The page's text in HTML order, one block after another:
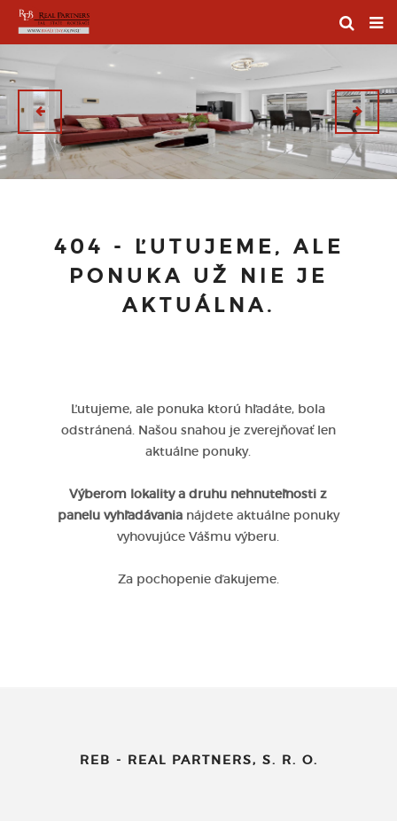
404 - ĽUTUJEME, ALE
PONUKA UŽ NIE JE
AKTUÁLNA.
Ľutujeme, ale ponuka ktorú hľadáte, bola
odstránená. Našou snahou je zverejňovať len
aktuálne ponuky.
Výberom lokality a druhu nehnuteľnosti z
panelu vyhľadávanianájdete aktuálne ponuky
vyhovujúce Vášmu výberu.
Za pochopenie ďakujeme.
REB - REAL PARTNERS, S. R. O.